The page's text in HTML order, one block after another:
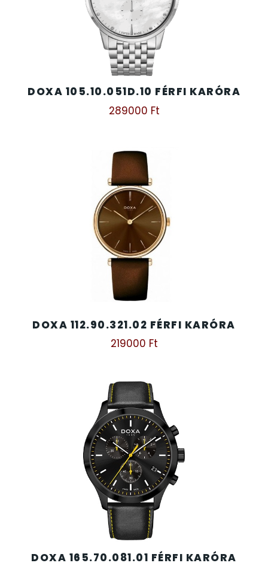
DOXA 105.10.051D.10 FÉRFI KARÓRA
289000 Ft
DOXA 112.90.321.02 FÉRFI KARÓRA
219000 Ft
DOXA 165.70.081.01 FÉRFI KARÓRA